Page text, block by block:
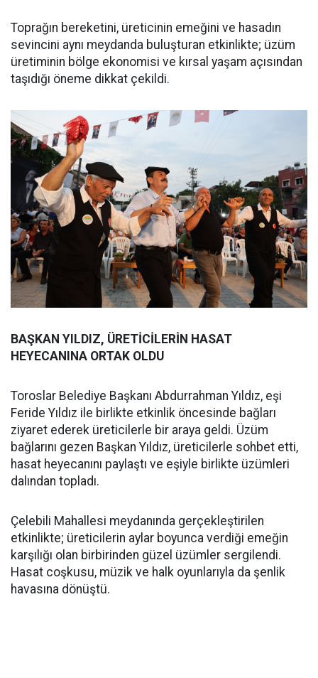
Toprağın bereketini, üreticinin emeğini ve hasadın
sevincini aynı meydanda buluşturan etkinlikte; üzüm
üretiminin bölge ekonomisi ve kırsal yaşam açısından
taşıdığı öneme dikkat çekildi.
BAŞKAN YILDIZ, ÜRETİCİLERİN HASAT
HEYECANINA ORTAK OLDU
Toroslar Belediye Başkanı Abdurrahman Yıldız, eşi
Feride Yıldız ile birlikte etkinlik öncesinde bağları
ziyaret ederek üreticilerle bir araya geldi. Üzüm
bağlarını gezen Başkan Yıldız, üreticilerle sohbet etti,
hasat heyecanını paylaştı ve eşiyle birlikte üzümleri
dalından topladı.
Çelebili Mahallesi meydanında gerçekleştirilen
etkinlikte; üreticilerin aylar boyunca verdiği emeğin
karşılığı olan birbirinden güzel üzümler sergilendi.
Hasat coşkusu, müzik ve halk oyunlarıyla da şenlik
havasına dönüştü.